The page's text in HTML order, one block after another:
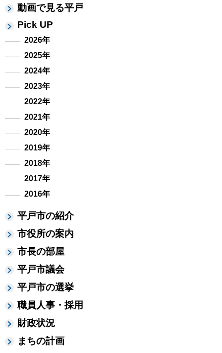
動画で見る平戸
Pick UP
2026年
2025年
2024年
2023年
2022年
2021年
2020年
2019年
2018年
2017年
2016年
平戸市の紹介
市役所の案内
市長の部屋
平戸市議会
平戸市の選挙
職員人事・採用
財政状況
まちの計画